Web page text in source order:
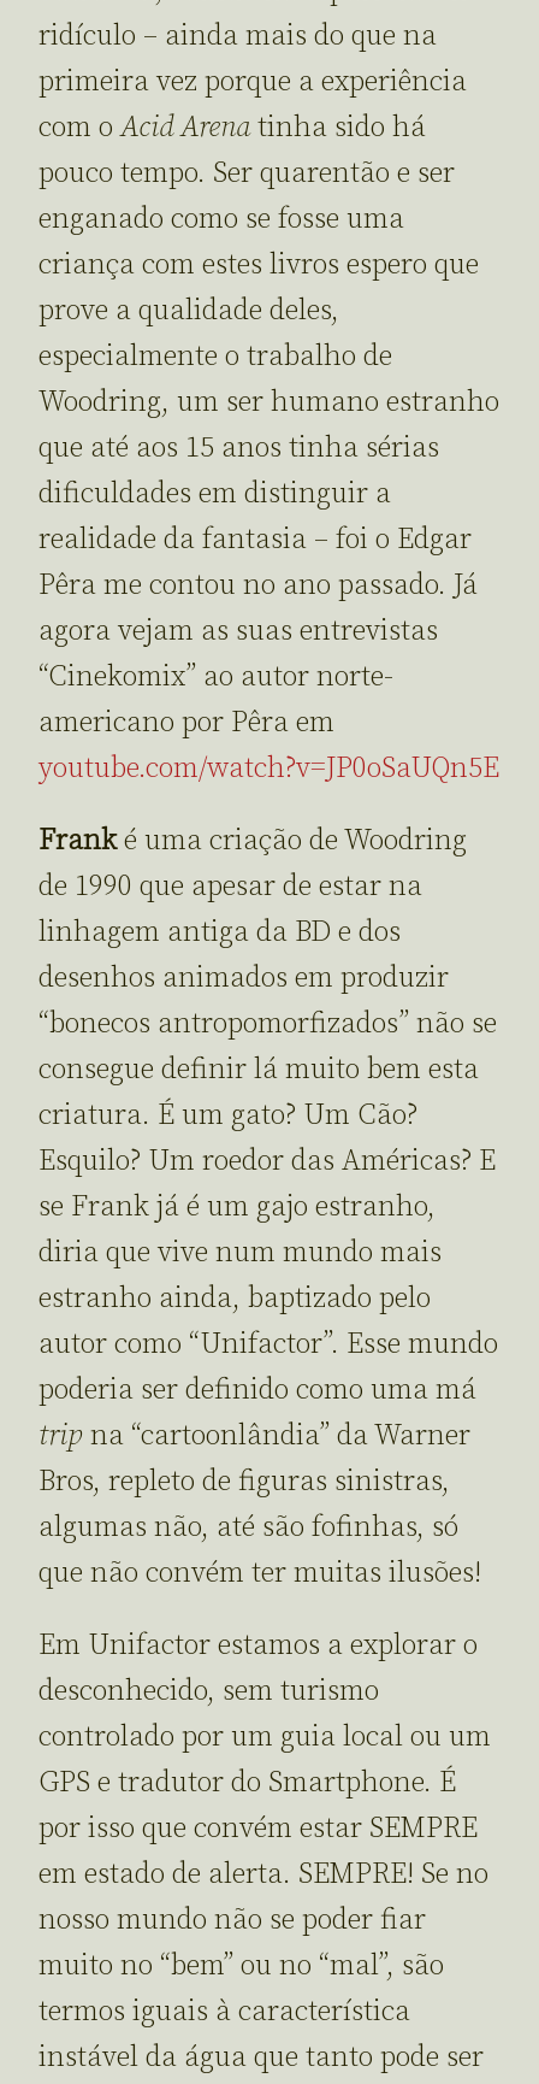
ridículo – ainda mais do que na
primeira vez porque a experiência
com oAcid Arenatinha sido há
pouco tempo. Ser quarentão e ser
enganado como se fosse uma
criança com estes livros espero que
prove a qualidade deles,
especialmente o trabalho de
Woodring, um ser humano estranho
que até aos 15 anos tinha sérias
dificuldades em distinguir a
realidade da fantasia – foi o Edgar
Pêra me contou no ano passado. Já
agora vejam as suas entrevistas
“Cinekomix” ao autor norte-
americano por Pêra em
youtube.com/watch?v=JP0oSaUQn5E
Franké uma criação de Woodring
de 1990 que apesar de estar na
linhagem antiga da BD e dos
desenhos animados em produzir
“bonecos antropomorfizados” não se
consegue definir lá muito bem esta
criatura. É um gato? Um Cão?
Esquilo? Um roedor das Américas? E
se Frank já é um gajo estranho,
diria que vive num mundo mais
estranho ainda, baptizado pelo
autor como “Unifactor”. Esse mundo
poderia ser definido como uma má
trip na “cartoonlândia” da Warner
Bros, repleto de figuras sinistras,
algumas não, até são fofinhas, só
que não convém ter muitas ilusões!
Em Unifactor estamos a explorar o
desconhecido, sem turismo
controlado por um guia local ou um
GPS e tradutor do Smartphone. É
por isso que convém estar SEMPRE
em estado de alerta. SEMPRE! Se no
nosso mundo não se poder fiar
muito no “bem” ou no “mal”, são
termos iguais à característica
instável da água que tanto pode ser